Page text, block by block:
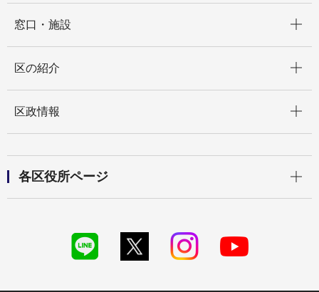
窓口・施設
区の紹介
区政情報
各区役所ページ